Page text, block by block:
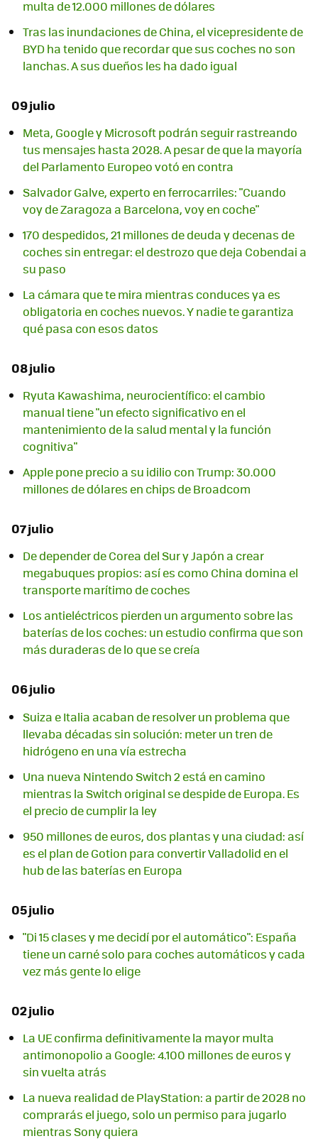
multa de 12.000 millones de dólares
Tras las inundaciones de China, el vicepresidente de
BYD ha tenido que recordar que sus coches no son
lanchas. A sus dueños les ha dado igual
09 julio
Meta, Google y Microsoft podrán seguir rastreando
tus mensajes hasta 2028. A pesar de que la mayoría
del Parlamento Europeo votó en contra
Salvador Galve, experto en ferrocarriles: "Cuando
voy de Zaragoza a Barcelona, voy en coche"
170 despedidos, 21 millones de deuda y decenas de
coches sin entregar: el destrozo que deja Cobendai a
su paso
La cámara que te mira mientras conduces ya es
obligatoria en coches nuevos. Y nadie te garantiza
qué pasa con esos datos
08 julio
Ryuta Kawashima, neurocientífico: el cambio
manual tiene "un efecto significativo en el
mantenimiento de la salud mental y la función
cognitiva"
Apple pone precio a su idilio con Trump: 30.000
millones de dólares en chips de Broadcom
07 julio
De depender de Corea del Sur y Japón a crear
megabuques propios: así es como China domina el
transporte marítimo de coches
Los antieléctricos pierden un argumento sobre las
baterías de los coches: un estudio confirma que son
más duraderas de lo que se creía
06 julio
Suiza e Italia acaban de resolver un problema que
llevaba décadas sin solución: meter un tren de
hidrógeno en una vía estrecha
Una nueva Nintendo Switch 2 está en camino
mientras la Switch original se despide de Europa. Es
el precio de cumplir la ley
950 millones de euros, dos plantas y una ciudad: así
es el plan de Gotion para convertir Valladolid en el
hub de las baterías en Europa
05 julio
"Di 15 clases y me decidí por el automático": España
tiene un carné solo para coches automáticos y cada
vez más gente lo elige
02 julio
La UE confirma definitivamente la mayor multa
antimonopolio a Google: 4.100 millones de euros y
sin vuelta atrás
La nueva realidad de PlayStation: a partir de 2028 no
comprarás el juego, solo un permiso para jugarlo
mientras Sony quiera